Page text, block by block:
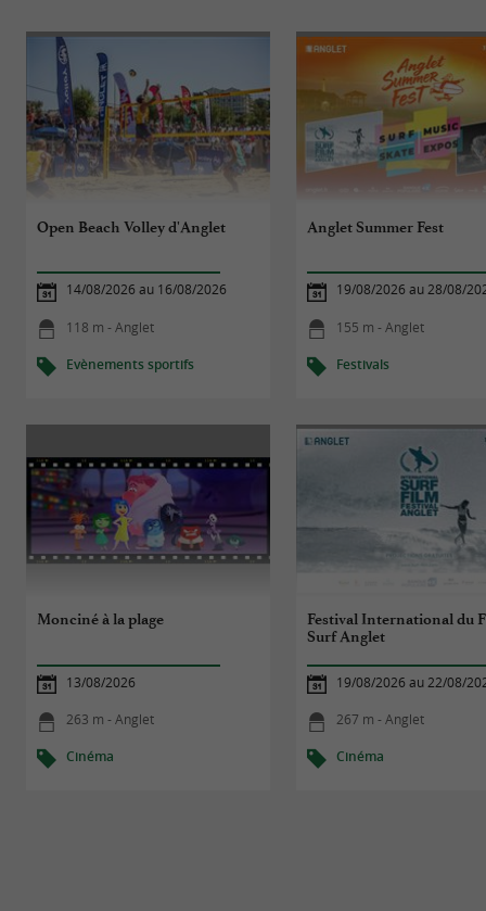
Open Beach Volley d'Anglet
14/08/2026 au 16/08/2026
118 m - Anglet
Evènements sportifs
Anglet Summer Fest
19/08/2026 au 28/08/
155 m - Anglet
Festivals
Monciné à la plage
13/08/2026
263 m - Anglet
Cinéma
Festival International du
Surf Anglet
19/08/2026 au 22/08/
267 m - Anglet
Cinéma